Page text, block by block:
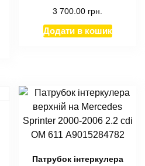
3 700.00 грн.
Додати в кошик
Патрубок інтеркулера